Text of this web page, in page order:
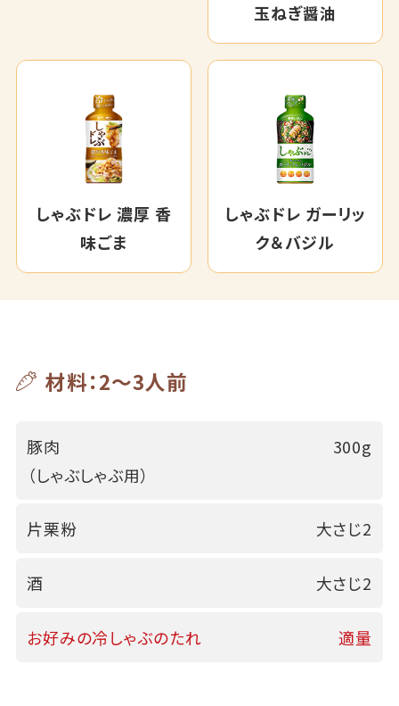
玉ねぎ醤油
しゃぶドレ 濃厚 香
味ごま
しゃぶドレ ガーリッ
ク＆バジル
材料：2～3人前
豚肉
（しゃぶしゃぶ用）
300g
片栗粉 大さじ2
酒 大さじ2
お好みの冷しゃぶのたれ 適量